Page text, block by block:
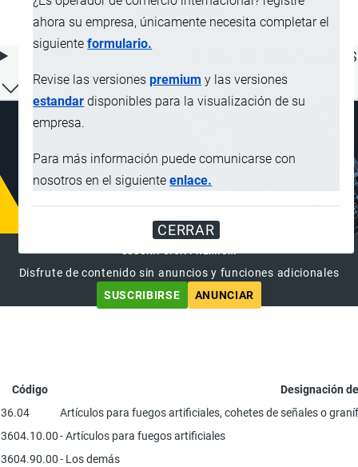
ahora su empresa, únicamente necesita completar el
siguienteformulario.
Revise las versionespremium y las versiones
estandar disponibles para la visualización de su
empresa.
Para más información puede comunicarse con
nosotros en el siguienteenlace.
CERRAR
pirotecnia
ÍNDICE DE CONTENIDOS
SUSCRIPCIÓN PREMIUM
Disfrute de contenido sin anuncios y funciones adicionales
SUSCRIBIRSE
ANUNCIAR
Código
Designación
36.04
Artículos para fuegos artificiales, cohetes de señales o
3604.10.00- Artículos para fuegos artificiales
3604.90.00- Los demás